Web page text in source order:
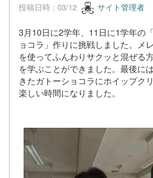
投稿日時 : 03/12 サイト管理者
3月10日に2学年、11日に1学年の
ョコラ」作りに挑戦しました。メ
を使ってふんわりサクッと混ぜる
を学ぶことができました。最後に
きたガトーショコラにホイップク
楽しい時間になりました。